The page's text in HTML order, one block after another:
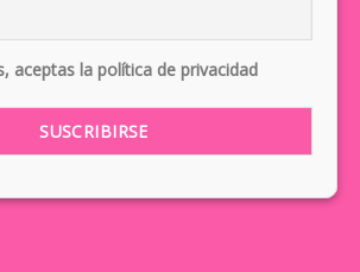
aceptas la política de privacidad